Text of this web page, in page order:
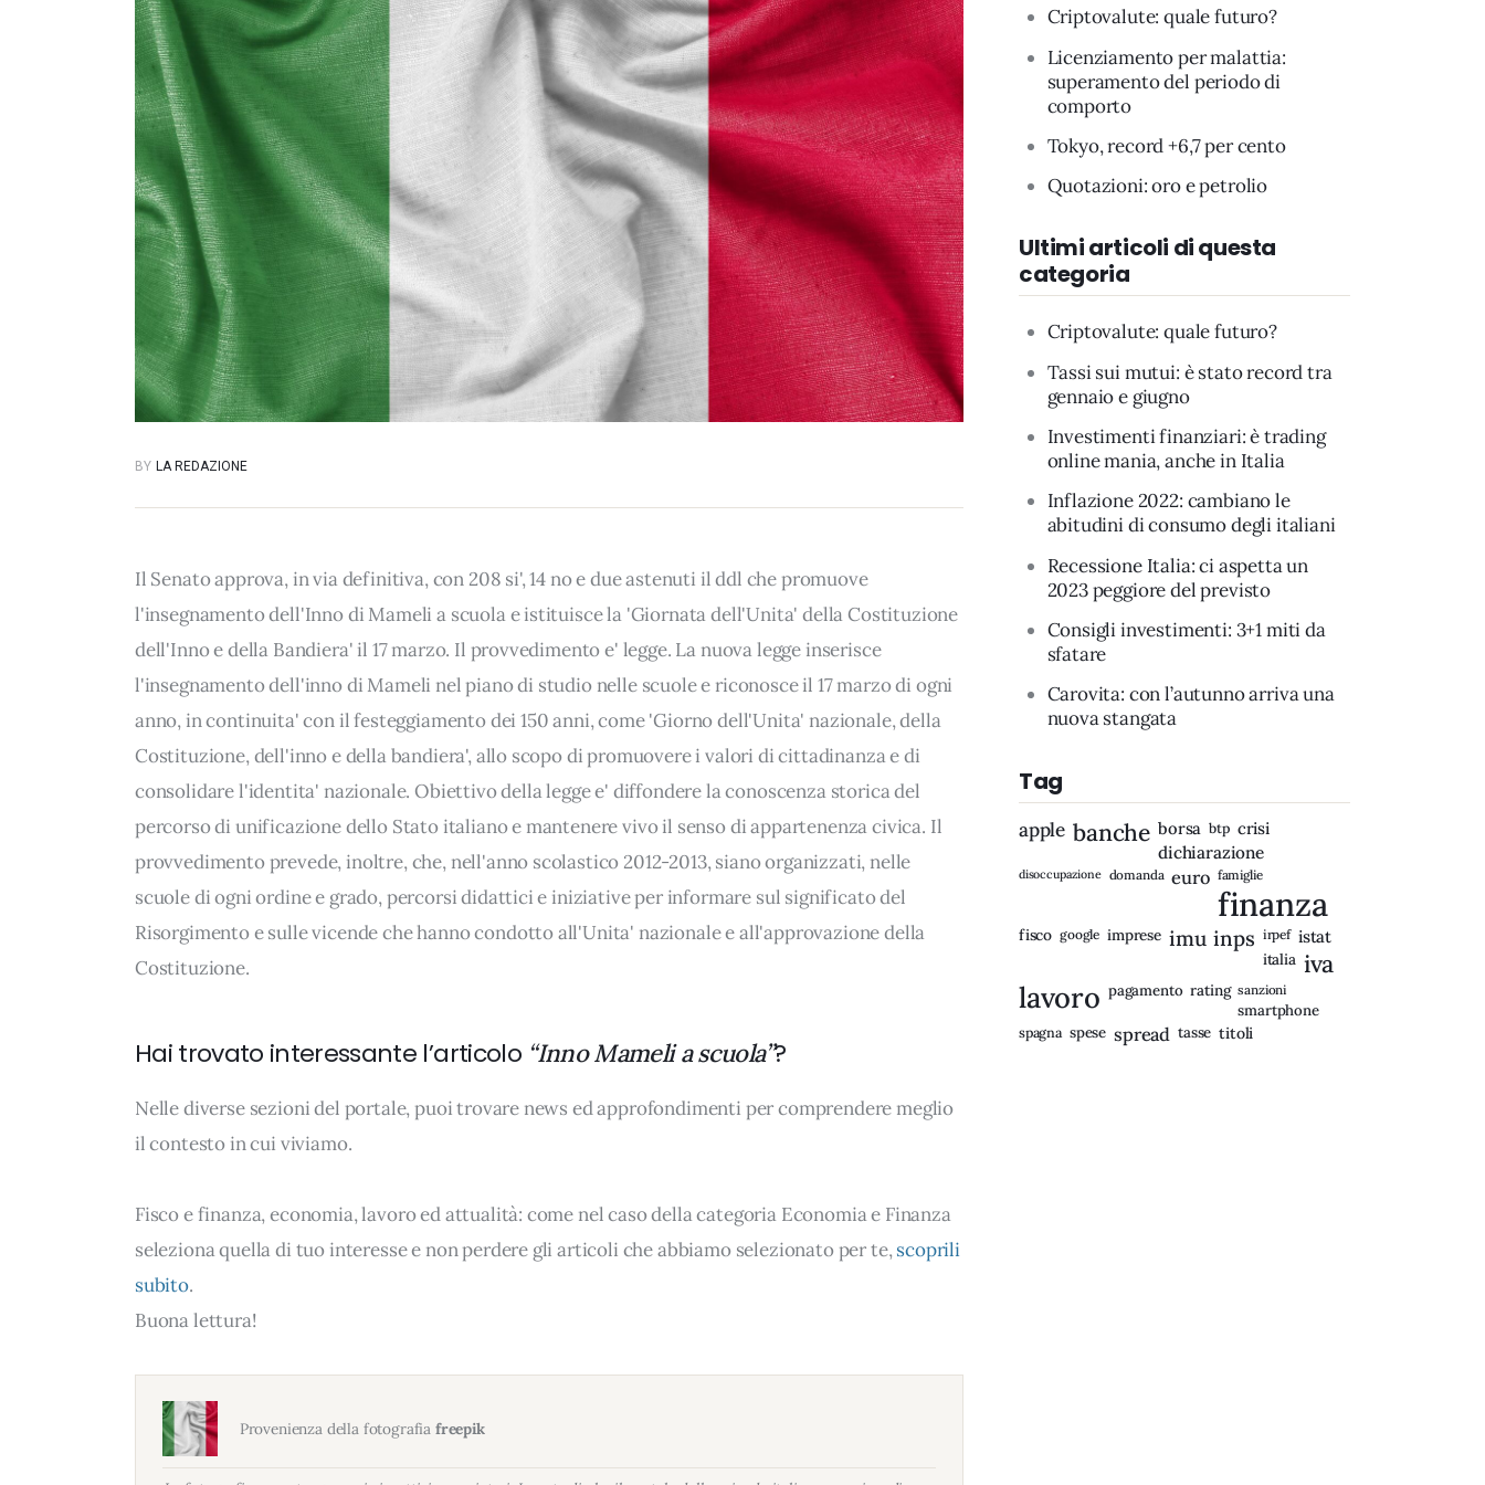
BY LA REDAZIONE
Il Senato approva, in via definitiva, con 208 si', 14 no e due astenuti il ddl che promuove
l'insegnamento dell'Inno di Mameli a scuola e istituisce la 'Giornata dell'Unita' della Costituzione
dell'Inno e della Bandiera' il 17 marzo. Il provvedimento e' legge. La nuova legge inserisce
l'insegnamento dell'inno di Mameli nel piano di studio nelle scuole e riconosce il 17 marzo di ogni
anno, in continuita' con il festeggiamento dei 150 anni, come 'Giorno dell'Unita' nazionale, della
Costituzione, dell'inno e della bandiera', allo scopo di promuovere i valori di cittadinanza e di
consolidare l'identita' nazionale. Obiettivo della legge e' diffondere la conoscenza storica del
percorso di unificazione dello Stato italiano e mantenere vivo il senso di appartenenza civica. Il
provvedimento prevede, inoltre, che, nell'anno scolastico 2012-2013, siano organizzati, nelle
scuole di ogni ordine e grado, percorsi didattici e iniziative per informare sul significato del
Risorgimento e sulle vicende che hanno condotto all'Unita' nazionale e all'approvazione della
Costituzione.
Hai trovato interessante l’articolo “Inno Mameli a scuola”?
Nelle diverse sezioni del portale, puoi trovare news ed approfondimenti per comprendere meglio
il contesto in cui viviamo.
Fisco e finanza, economia, lavoro ed attualità: come nel caso della categoria Economia e Finanza
seleziona quella di tuo interesse e non perdere gli articoli che abbiamo selezionato per te,scoprili
subito.
Buona lettura!
Provenienza della fotografia freepik
Criptovalute: quale futuro?
Licenziamento per malattia:
superamento del periodo di
comporto
Tokyo, record +6,7 per cento
Quotazioni: oro e petrolio
Ultimi articoli di questa
categoria
Criptovalute: quale futuro?
Tassi sui mutui: è stato record tra
gennaio e giugno
Investimenti finanziari: è trading
online mania, anche in Italia
Inflazione 2022: cambiano le
abitudini di consumo degli italiani
Recessione Italia: ci aspetta un
2023 peggiore del previsto
Consigli investimenti: 3+1 miti da
sfatare
Carovita: con l’autunno arriva una
nuova stangata
Tag
apple banche borsa btp crisi
dichiarazione
disoccupazione domanda euro famiglie
finanza
fisco google imprese imu inps irpef istat
italia iva
lavoro pagamento rating sanzioni
smartphone
spagna spese spread tasse titoli